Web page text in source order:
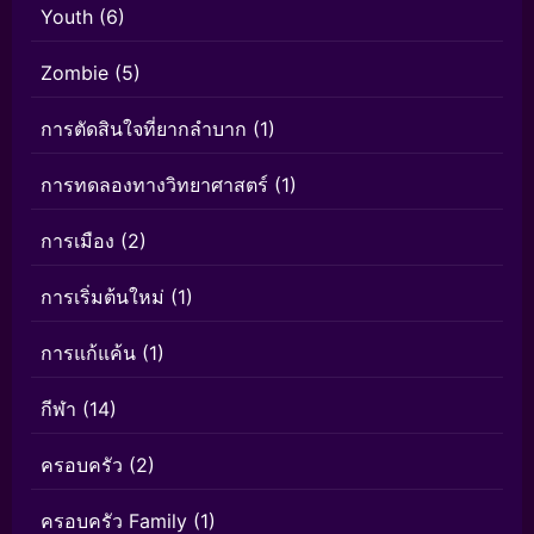
Youth (6)
Zombie (5)
การตัดสินใจที่ยากลำบาก (1)
การทดลองทางวิทยาศาสตร์ (1)
การเมือง (2)
การเริ่มต้นใหม่ (1)
การแก้แค้น (1)
กีฬา (14)
ครอบครัว (2)
ครอบครัว Family (1)